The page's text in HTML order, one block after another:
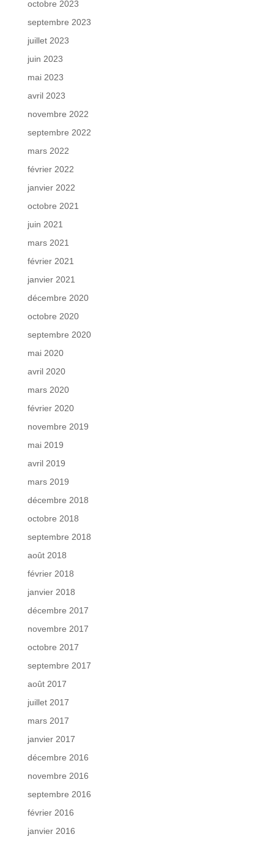
octobre 2023
septembre 2023
juillet 2023
juin 2023
mai 2023
avril 2023
novembre 2022
septembre 2022
mars 2022
février 2022
janvier 2022
octobre 2021
juin 2021
mars 2021
février 2021
janvier 2021
décembre 2020
octobre 2020
septembre 2020
mai 2020
avril 2020
mars 2020
février 2020
novembre 2019
mai 2019
avril 2019
mars 2019
décembre 2018
octobre 2018
septembre 2018
août 2018
février 2018
janvier 2018
décembre 2017
novembre 2017
octobre 2017
septembre 2017
août 2017
juillet 2017
mars 2017
janvier 2017
décembre 2016
novembre 2016
septembre 2016
février 2016
janvier 2016